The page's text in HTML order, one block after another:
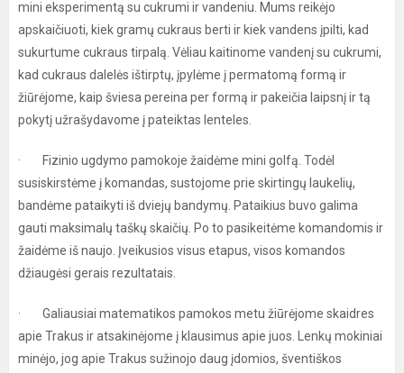
mini eksperimentą su cukrumi ir vandeniu. Mums reikėjo
apskaičiuoti, kiek gramų cukraus berti ir kiek vandens įpilti, kad
sukurtume cukraus tirpalą. Vėliau kaitinome vandenį su cukrumi,
kad cukraus dalelės ištirptų, įpylėme į permatomą formą ir
žiūrėjome, kaip šviesa pereina per formą ir pakeičia laipsnį ir tą
pokytį užrašydavome į pateiktas lenteles.
· Fizinio ugdymo pamokoje žaidėme mini golfą. Todėl
susiskirstėme į komandas, sustojome prie skirtingų laukelių,
bandėme pataikyti iš dviejų bandymų. Pataikius buvo galima
gauti maksimalų taškų skaičių. Po to pasikeitėme komandomis ir
žaidėme iš naujo. Įveikusios visus etapus, visos komandos
džiaugėsi gerais rezultatais.
· Galiausiai matematikos pamokos metu žiūrėjome skaidres
apie Trakus ir atsakinėjome į klausimus apie juos. Lenkų mokiniai
minėjo, jog apie Trakus sužinojo daug įdomios, šventiškos